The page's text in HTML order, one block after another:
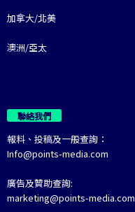
加拿大/北美
澳洲/亞太
聯絡我們
報料、投稿及一般查詢：
Info@points-media.com
廣告及贊助查詢:
marketing@points-media.com